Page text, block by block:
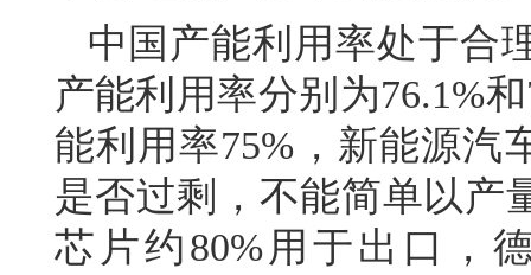
中国产能利用率处于合
产能利用率分别为76.1%
能利用率75%，新能源汽
是否过剩，不能简单以产
芯片约80%用于出口，